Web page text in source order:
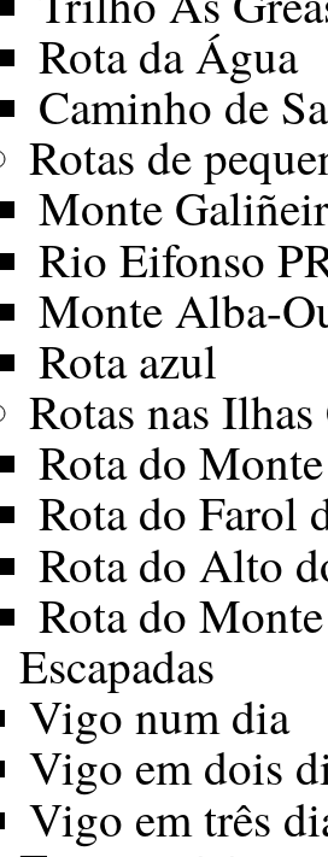
Rota da Água
Caminho de
Rotas de
Monte
Rio Eifonso
Monte Alba-
Rota azul
Rotas nas Ilhas
Rota do
Rota do Farol
Rota do Alto
Rota do
Escapadas
Vigo num dia
Vigo em dois
Vigo em três